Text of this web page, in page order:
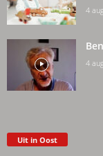
4
4
Uit in Oost